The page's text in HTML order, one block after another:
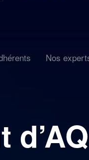
Nos